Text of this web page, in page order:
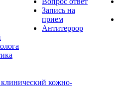
Запись на
прием
Антитеррор